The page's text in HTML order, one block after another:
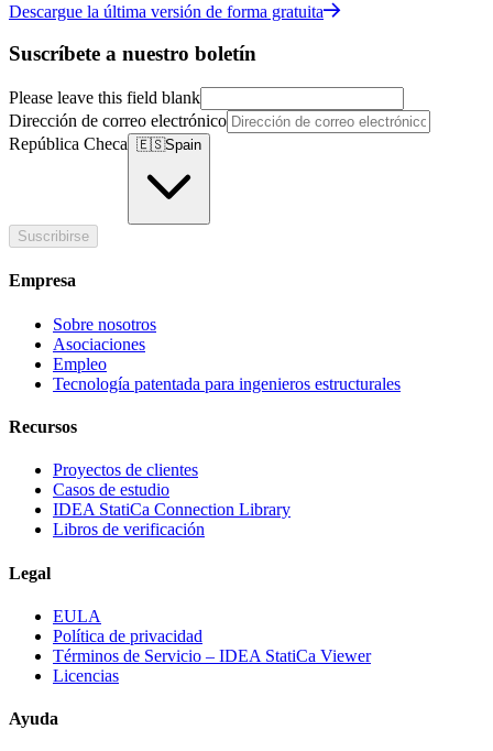
Descargue la última versión de forma gratuita
Suscríbete a nuestro boletín
Please leave this field blank
Dirección de correo electrónico
República Checa 🇪🇸Spain
Suscribirse
Empresa
Sobre nosotros
Asociaciones
Empleo
Tecnología patentada para ingenieros estructurales
Recursos
Proyectos de clientes
Casos de estudio
IDEA StatiCa Connection Library
Libros de verificación
Legal
EULA
Política de privacidad
Términos de Servicio – IDEA StatiCa Viewer
Licencias
Ayuda